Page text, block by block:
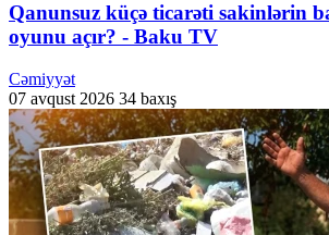
Qanunsuz küçə ticarəti sakinlərin
oyunu açır? - Baku TV
Cəmiyyət
07 avqust 2026 34 baxış